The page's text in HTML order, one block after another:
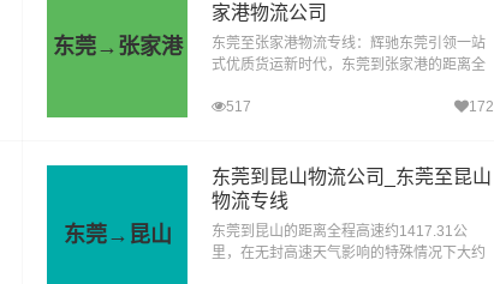
东莞→张家港
家港物流公司
东莞至张家港物流专线：辉驰东莞引领一站
式优质货运新时代，东莞到张家港的距离全
响的特殊情况下大约耗时16.2小时到达目的
517 172
东莞→昆山
东莞到昆山物流公司_东莞至昆山
物流专线
东莞到昆山的距离全程高速约1417.31公
里，在无封高速天气影响的特殊情况下大约